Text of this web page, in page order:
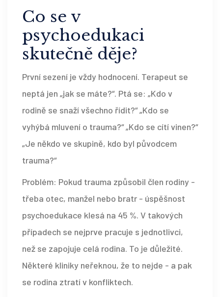
Co se v
psychoedukaci
skutečně děje?
První sezení je vždy hodnocení. Terapeut se
neptá jen „jak se máte?“. Ptá se: „Kdo v
rodině se snaží všechno řídit?“ „Kdo se
vyhýbá mluvení o trauma?“ „Kdo se cítí vinen?“
„Je někdo ve skupině, kdo byl původcem
trauma?“
Problém: Pokud trauma způsobil člen rodiny -
třeba otec, manžel nebo bratr - úspěšnost
psychoedukace klesá na 45 %. V takových
případech se nejprve pracuje s jednotlivci,
než se zapojuje celá rodina. To je důležité.
Některé kliniky neřeknou, že to nejde - a pak
se rodina ztratí v konfliktech.